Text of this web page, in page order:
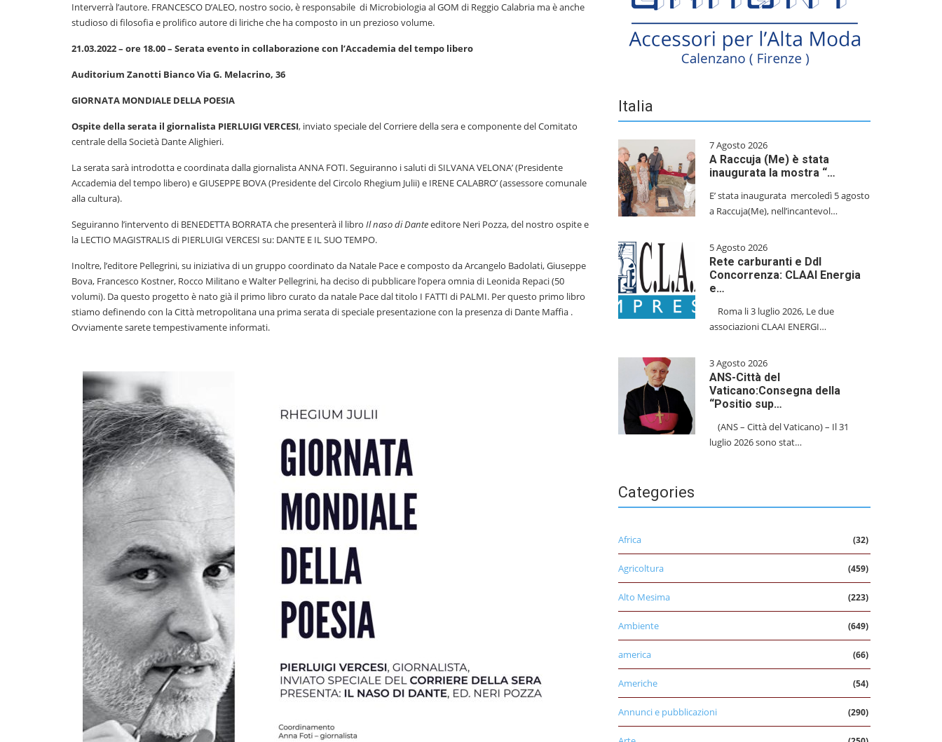
Interverrà l’autore. FRANCESCO D’ALEO, nostro socio, è responsabile di Microbiologia al GOM di Reggio Calabria ma è anche
studioso di filosofia e prolifico autore di liriche che ha composto in un prezioso volume.
21.03.2022 – ore 18.00 – Serata evento in collaborazione con l’Accademia del tempo libero
Auditorium Zanotti Bianco Via G. Melacrino, 36
GIORNATA MONDIALE DELLA POESIA
Ospite della serata il giornalista PIERLUIGI VERCESI, inviato speciale del Corriere della sera e componente del Comitato
centrale della Società Dante Alighieri.
La serata sarà introdotta e coordinata dalla giornalista ANNA FOTI. Seguiranno i saluti di SILVANA VELONA’ (Presidente
Accademia del tempo libero) e GIUSEPPE BOVA (Presidente del Circolo Rhegium Julii) e IRENE CALABRO’ (assessore comunale
alla cultura).
Seguiranno l’intervento di BENEDETTA BORRATA che presenterà il libro Il naso di Danteeditore Neri Pozza, del nostro ospite e
la LECTIO MAGISTRALIS di PIERLUIGI VERCESI su: DANTE E IL SUO TEMPO.
Inoltre, l’editore Pellegrini, su iniziativa di un gruppo coordinato da Natale Pace e composto da Arcangelo Badolati, Giuseppe
Bova, Francesco Kostner, Rocco Militano e Walter Pellegrini, ha deciso di pubblicare l’opera omnia di Leonida Repaci (50
volumi). Da questo progetto è nato già il primo libro curato da natale Pace dal titolo I FATTI di PALMI. Per questo primo libro
stiamo definendo con la Città metropolitana una prima serata di speciale presentazione con la presenza di Dante Maffia .
Ovviamente sarete tempestivamente informati.
Italia
7 Agosto 2026
A Raccuja (Me) è stata
inaugurata la mostra “…
E’ stata inaugurata mercoledì 5 agosto
a Raccuja(Me), nell’incantevol…
5 Agosto 2026
Rete carburanti e Ddl
Concorrenza: CLAAI Energia
e…
​Roma li 3 luglio 2026, Le due
associazioni CLAAI ENERGI…
3 Agosto 2026
ANS-Città del
Vaticano:Consegna della
“Positio sup…
(ANS – Città del Vaticano) – Il 31
luglio 2026 sono stat…
Categories
Africa (32)
Agricoltura (459)
Alto Mesima (223)
Ambiente (649)
america (66)
Americhe (54)
Annunci e pubblicazioni (290)